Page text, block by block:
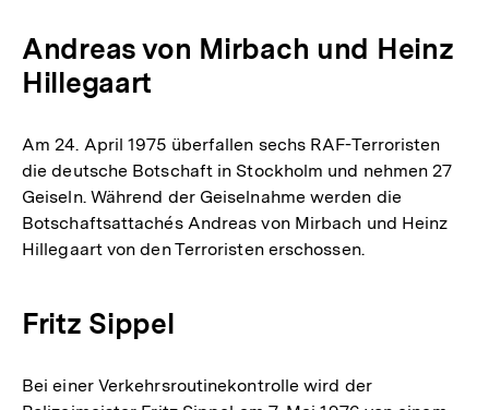
Andreas von Mirbach und Heinz
Hillegaart
Am 24. April 1975 überfallen sechs RAF-Terroristen
die deutsche Botschaft in Stockholm und nehmen 27
Geiseln. Während der Geiselnahme werden die
Botschaftsattachés Andreas von Mirbach und Heinz
Hillegaart von den Terroristen erschossen.
Fritz Sippel
Bei einer Verkehrsroutinekontrolle wird der